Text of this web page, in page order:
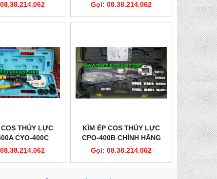
Gọi: 08.38.214.062
THỦY LỰC
CYO-400C
KÌM ÉP COS THỦY LỰC
CPO-400B CHÍNH HÃNG
Gọi: 08.38.214.062